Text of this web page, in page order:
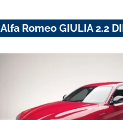
Alfa Romeo GIULIA 2.2